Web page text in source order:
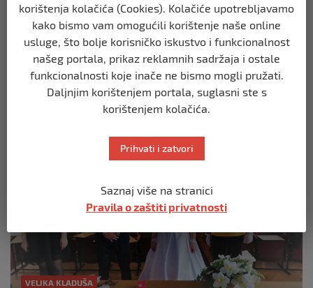
Velikoj Kladuši: Pronađeni dokazi koji ukazuju
na krivično djelo, ali pečata nema
4. travnja 2020.
U sinoćnjem pretresu zgrade Općine Velika Kladuša i
porodične kuće osumnjičene osobe nije pronađen
nedostajući pečat,…
VELIKA KLADUŠA
korištenja kolačića (Cookies). Kolačiće upotrebljavamo
kako bismo vam omogućili korištenje naše online
usluge, što bolje korisničko iskustvo i funkcionalnost
našeg portala, prikaz reklamnih sadržaja i ostale
funkcionalnosti koje inače ne bismo mogli pružati.
Daljnjim korištenjem portala, suglasni ste s
korištenjem kolačića.
Prihvati i zatvori
Saznaj više na stranici
Pravila o zaštiti privatnosti